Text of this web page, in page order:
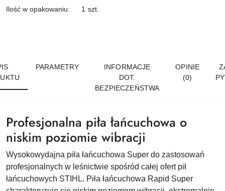
Ilość w opakowaniu: 1 szt.
PARAMETRY
INFORMACJE
DOT.
BEZPIECZEŃSTWA
OPINIE
(0)
Profesjonalna piła łańcuchowa o
niskim poziomie wibracji
Wysokowydajna piła łańcuchowa Super do zastosowań
profesjonalnych w leśnictwie spośród całej ofert pił
łańcuchowych STIHL. Piła łańcuchowa Rapid Super